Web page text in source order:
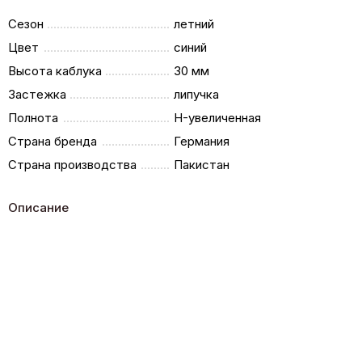
Сезон
летний
Цвет
синий
Высота каблука
30 мм
Застежка
липучка
Полнота
H-увеличенная
Страна бренда
Германия
Страна производства
Пакистан
Описание